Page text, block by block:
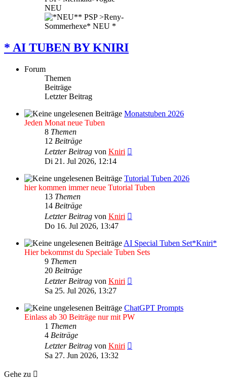
* AI TUBEN BY KNIRI
Forum
Themen
Beiträge
Letzter Beitrag
Monatstuben 2026
Jeden Monat neue Tuben
8 Themen
12 Beiträge
Letzter Beitrag von Kniri
Di 21. Jul 2026, 12:14
Tutorial Tuben 2026
hier kommen immer neue Tutorial Tuben
13 Themen
14 Beiträge
Letzter Beitrag von Kniri
Do 16. Jul 2026, 13:47
AI Special Tuben Set*Kniri*
Hier bekommst du Speciale Tuben Sets
9 Themen
20 Beiträge
Letzter Beitrag von Kniri
Sa 25. Jul 2026, 13:27
ChatGPT Prompts
Einlass ab 30 Beiträge nur mit PW
1 Themen
4 Beiträge
Letzter Beitrag von Kniri
Sa 27. Jun 2026, 13:32
Gehe zu